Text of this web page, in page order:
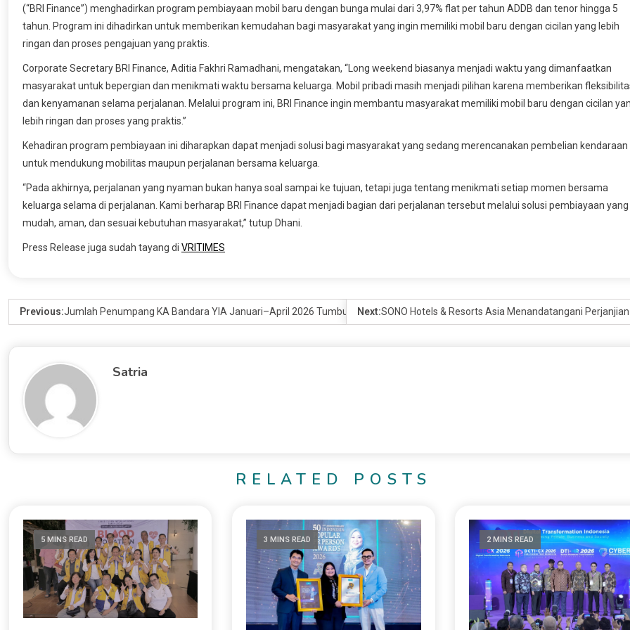
(“BRI Finance”) menghadirkan program pembiayaan mobil baru dengan bunga mulai dari 3,97% flat per tahun ADDB dan tenor hingga 5
tahun. Program ini dihadirkan untuk memberikan kemudahan bagi masyarakat yang ingin memiliki mobil baru dengan cicilan yang lebih
ringan dan proses pengajuan yang praktis.
Corporate Secretary BRI Finance, Aditia Fakhri Ramadhani, mengatakan, “Long weekend biasanya menjadi waktu yang dimanfaatkan
masyarakat untuk bepergian dan menikmati waktu bersama keluarga. Mobil pribadi masih menjadi pilihan karena memberikan
dan kenyamanan selama perjalanan. Melalui program ini, BRI Finance ingin membantu masyarakat memiliki mobil baru dengan cicilan
lebih ringan dan proses yang praktis.”
Kehadiran program pembiayaan ini diharapkan dapat menjadi solusi bagi masyarakat yang sedang merencanakan pembelian kendaraan
untuk mendukung mobilitas maupun perjalanan bersama keluarga.
“Pada akhirnya, perjalanan yang nyaman bukan hanya soal sampai ke tujuan, tetapi juga tentang menikmati setiap momen bersama
keluarga selama di perjalanan. Kami berharap BRI Finance dapat menjadi bagian dari perjalanan tersebut melalui solusi pembiayaan yang
mudah, aman, dan sesuai kebutuhan masyarakat,” tutup Dhani.
Press Release juga sudah tayang di VRITIMES
Previous:Jumlah Penumpang KA Bandara YIA Januari–April 2026 Tumbuh 3,63 Persen
Next:SONO Hotels & Resorts Asia Menandatangani
Satria
RELATED POSTS
5 MINS READ 3 MINS READ 2 MINS READ